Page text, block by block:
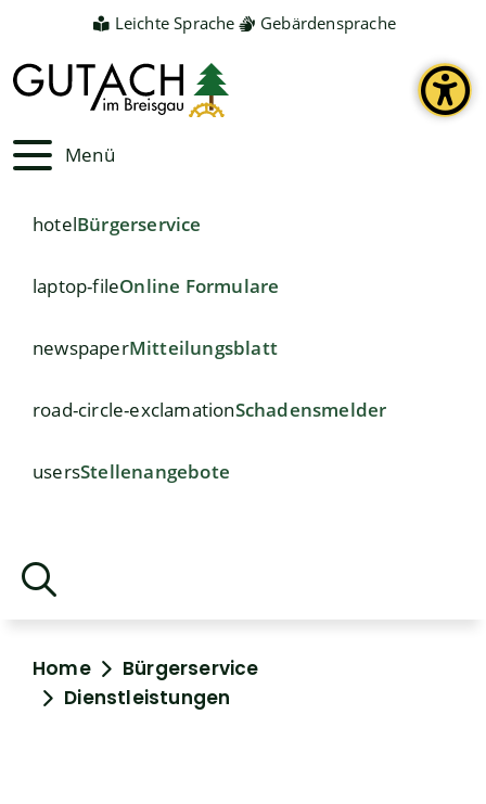
Leichte Sprache Gebärdensprache
Menü
hotelBürgerservice
laptop-fileOnline Formulare
newspaperMitteilungsblatt
road-circle-exclamationSchadensmelder
usersStellenangebote
Home
Bürgerservice
Dienstleistungen